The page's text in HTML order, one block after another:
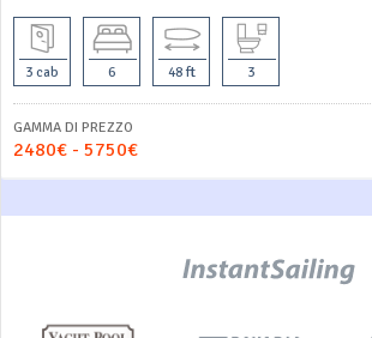
3 cab 6 48 ft 3
GAMMA DI PREZZO
2480€ - 5750€